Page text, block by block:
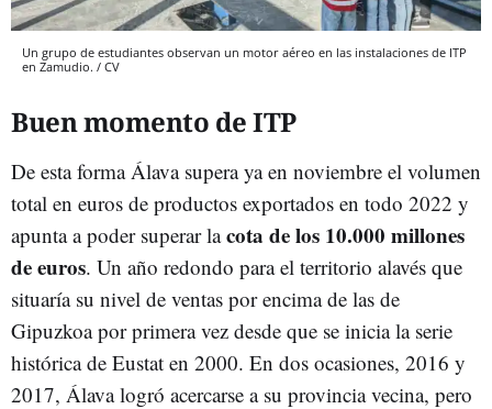
Un grupo de estudiantes observan un motor aéreo en las instalaciones de ITP
en Zamudio. / CV
Buen momento de ITP
De esta forma Álava supera ya en noviembre el volumen
total en euros de productos exportados en todo 2022 y
apunta a poder superar lacota de los 10.000 millones
de euros. Un año redondo para el territorio alavés que
situaría su nivel de ventas por encima de las de
Gipuzkoa por primera vez desde que se inicia la serie
histórica de Eustat en 2000. En dos ocasiones, 2016 y
2017, Álava logró acercarse a su provincia vecina, pero